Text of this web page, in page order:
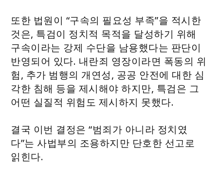
또한 법원이 “구속의 필요성 부족”을 적시한
것은, 특검이 정치적 목적을 달성하기 위해
구속이라는 강제 수단을 남용했다는 판단이
반영되어 있다. 내란죄 영장이라면 폭동의 위
험, 추가 범행의 개연성, 공공 안전에 대한 심
각한 침해 등을 제시해야 하지만, 특검은 그
어떤 실질적 위험도 제시하지 못했다.
결국 이번 결정은 “범죄가 아니라 정치였
다”는 사법부의 조용하지만 단호한 선고로
읽힌다.